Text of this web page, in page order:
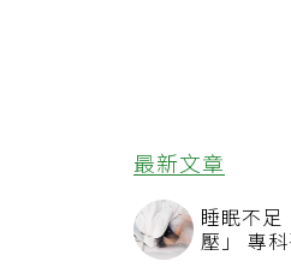
最新文章
睡眠不
壓」 專